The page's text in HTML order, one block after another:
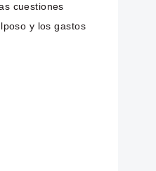
cuestiones
y los gastos